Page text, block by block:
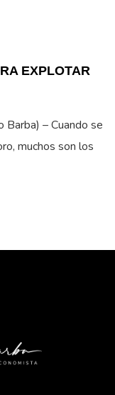
EXPLOTAR
Barba) – Cuando se
muchos son los